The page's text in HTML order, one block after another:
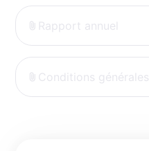
Rapport annuel
Conditions générales